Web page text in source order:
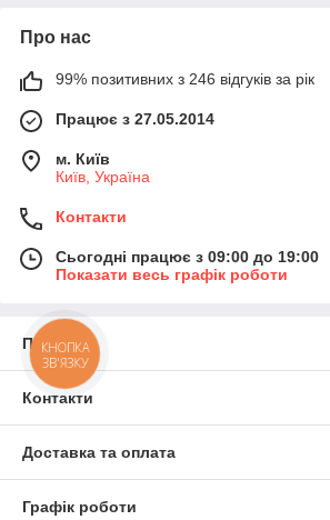
Про нас
99% позитивних з 246 відгуків за рік
Працює з 27.05.2014
м. Київ
Київ, Україна
Контакти
Сьогодні працює з 09:00 до 19:00
Показати весь графік роботи
Про нас
Контакти
Доставка та оплата
Графік роботи
КНОПКА
ЗВ'ЯЗКУ